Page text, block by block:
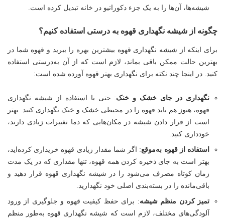
شیشه‌ها، آن‌ها را به یک جزء دکوراتیو در خانه تبدیل کرده است.
چگونه از شیشه نگهداری قهوه به درستی استفاده کنیم؟
برای اینکه از شیشه نگهداری قهوه بیشترین بهره را ببرید و قهوه شما در
بهترین حالت ممکن باقی بماند، لازم است که از آن به‌درستی استفاده
کنید. در اینجا چند نکته برای نگهداری بهتر قهوه آورده شده است:
نگهداری در جای خشک و خنک: حتی با استفاده از شیشه نگهداری
قهوه، هنوز هم باید قهوه را در محیطی خشک و خنک نگهداری کنید. بهتر
است از قرار دادن شیشه در مکان‌هایی که دما تغییرات زیادی دارند،
خودداری کنید.
استفاده از قهوه به‌موقع: اگر شما مقدار زیادی قهوه خریداری کرده‌اید،
بهتر است به جای ذخیره کردن همه قهوه، تنها مقداری که در یک مدت
زمان کوتاه مصرف می‌شود را در شیشه نگهداری قهوه قرار دهید و
باقی‌مانده را در بسته‌بندی اصلی خود نگهدارید.
تمیز کردن منظم شیشه: برای حفظ کیفیت قهوه و جلوگیری از ورود
آلودگی‌های مختلف، لازم است که شیشه نگهداری قهوه به‌طور منظم